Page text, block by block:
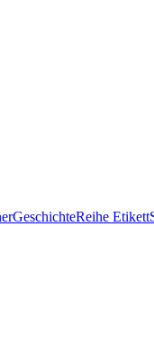
GeschichteReihe Etikett